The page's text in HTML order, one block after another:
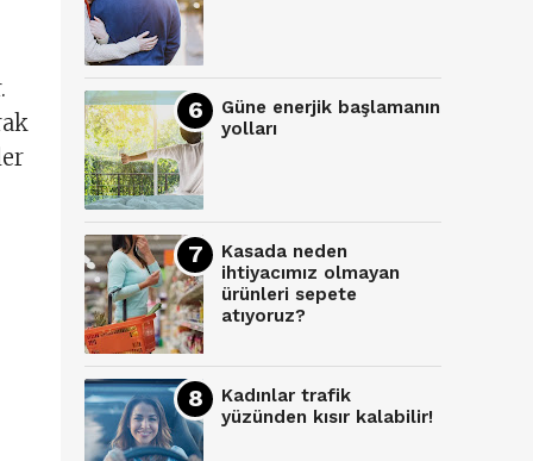
Güne enerjik başlamanın
yolları
Kasada neden
ihtiyacımız olmayan
ürünleri sepete
atıyoruz?
Kadınlar trafik
yüzünden kısır kalabilir!